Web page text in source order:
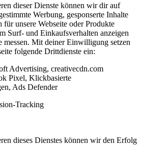
dieser Dienste können wir dir auf
Werbung, gesponserte Inhalte
für unsere Webseite oder Produkte
Surf- und Einkaufsverhalten anzeigen
messen. Mit deiner Einwilligung setzen
folgende Drittdienste ein:
Advertising, creativecdn.com
Pixel, Klickbasierte
Ads Defender
Tracking
dieses Dienstes können wir den Erfolg